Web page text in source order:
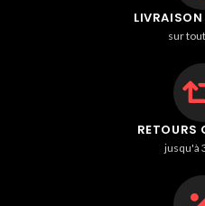
sur
RETOURS
jusqu'à